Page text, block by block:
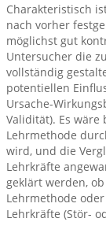
Charakteristisch
nach vorher
möglichst gut
Untersucher die
vollständig
potentiellen
Ursache-
Validität). Es wäre
Lehrmethode
wird, und die
Lehrkräfte
geklärt werden,
Lehrmethode
Lehrkräfte (Stör-